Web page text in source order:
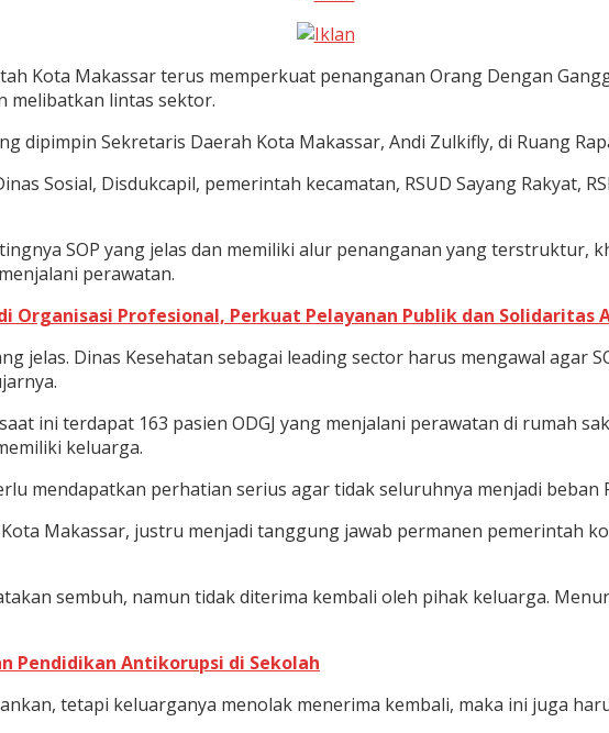
Kota Makassar terus memperkuat penanganan Orang Dengan
melibatkan lintas sektor.
dipimpin Sekretaris Daerah Kota Makassar, Andi Zulkifly, di Ruang
Sosial, Disdukcapil, pemerintah kecamatan, RSUD Sayang Rakyat,
SOP yang jelas dan memiliki alur penanganan yang terstruktur,
perawatan.
Organisasi Profesional, Perkuat Pelayanan Publik dan Solidaritas
jelas. Dinas Kesehatan sebagai leading sector harus mengawal agar
ini terdapat 163 pasien ODGJ yang menjalani perawatan di rumah
keluarga.
mendapatkan perhatian serius agar tidak seluruhnya menjadi beban
Kota Makassar, justru menjadi tanggung jawab permanen pemerintah
sembuh, namun tidak diterima kembali oleh pihak keluarga.
Pendidikan Antikorupsi di Sekolah
tetapi keluarganya menolak menerima kembali, maka ini juga